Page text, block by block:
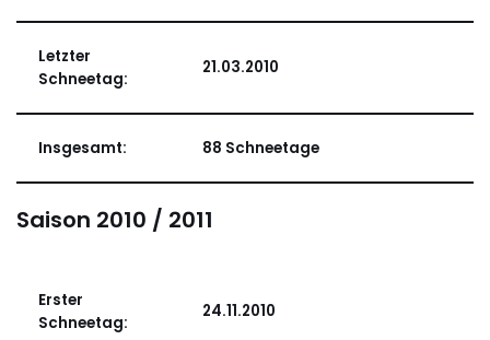
Letzter
Schneetag:
21.03.2010
Insgesamt: 88 Schneetage
Saison 2010 / 2011
Erster
Schneetag:
24.11.2010